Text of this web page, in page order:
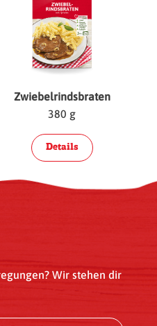
Zwiebelrindsbraten
380 g
Details
Wir stehen dir